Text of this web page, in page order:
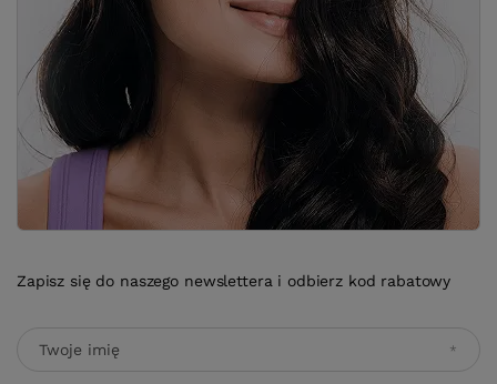
Zapisz się do naszego newslettera i odbierz kod rabatowy
Twoje imię